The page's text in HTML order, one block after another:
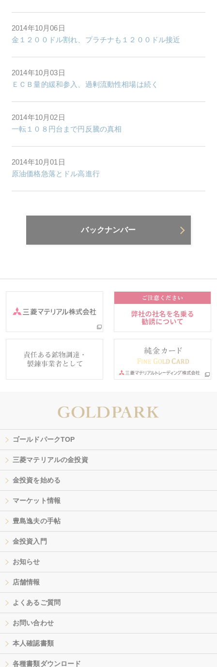
2014年10月06日
金１２００ドル割れ、プラチナも１２００ドル接近
2014年10月03日
ＥＣＢ量的緩和参入、過剰流動性相場は続く
2014年10月02日
一転１０８円台まで円反騰の真相
2014年10月01日
原油価格急落とドル高進行
バックナンバー
ゴールドパークTOP
三菱マテリアルの金投資
金投資を始める
マーケット情報
豊島逸夫の手帖
金投資入門
お知らせ
店舗情報
よくあるご質問
お問い合わせ
本人確認書類
各種書類ダウンロード